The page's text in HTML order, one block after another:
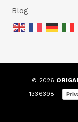
Blog
© 2026
1336398 –